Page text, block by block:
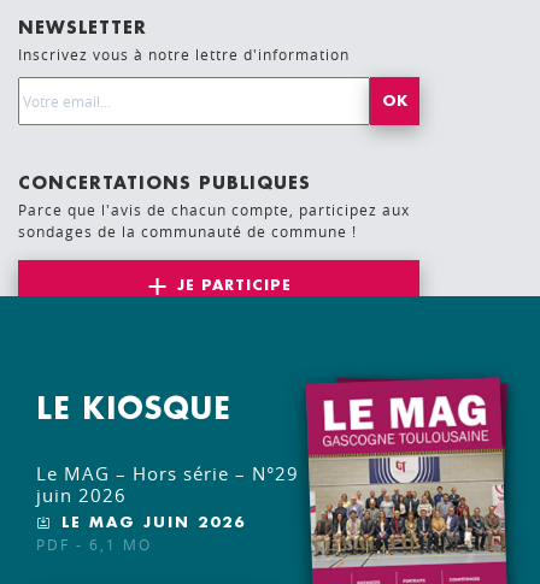
NEWSLETTER
Inscrivez vous à notre lettre d'information
CONCERTATIONS PUBLIQUES
Parce que l'avis de chacun compte, participez aux
sondages de la communauté de commune !
JE PARTICIPE
LE KIOSQUE
Le MAG – Hors série – N°29
juin 2026
LE MAG JUIN 2026
PDF - 6,1 MO